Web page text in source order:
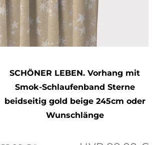
SCHÖNER LEBEN. Vorhang mit
Smok-Schlaufenband Sterne
beidseitig gold beige 245cm oder
Wunschlänge